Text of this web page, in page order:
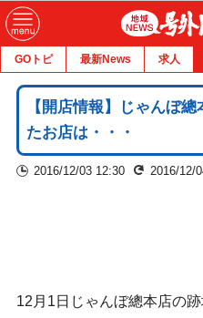
GOトピ 最新News 求人
【開店情報】じゃんぼ
たお店は・・・
2016/12/03 12:30 2016/12/
12月1日じゃんぼ總本店の跡